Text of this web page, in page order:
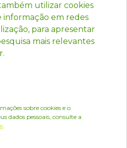
by
utilizar cookies
informação em redes
para apresentar
mais relevantes
sobre cookies e o
dados pessoais, consulte a
.